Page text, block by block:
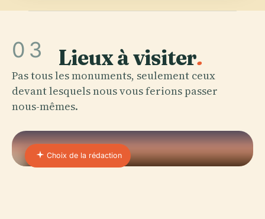
03 Lieux à visiter.
Pas tous les monuments, seulement ceux
devant lesquels nous vous ferions passer
nous-mêmes.
Choix de la rédaction